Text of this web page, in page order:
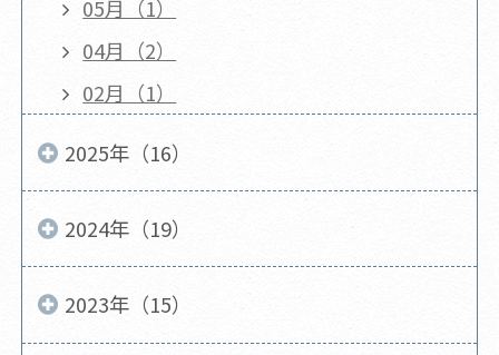
05月（1）
04月（2）
02月（1）
2025年（16）
2024年（19）
2023年（15）